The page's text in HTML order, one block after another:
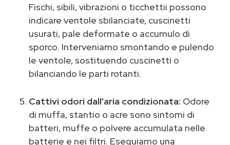
Fischi, sibili, vibrazioni o ticchettii possono
indicare ventole sbilanciate, cuscinetti
usurati, pale deformate o accumulo di
sporco. Interveniamo smontando e pulendo
le ventole, sostituendo cuscinetti o
bilanciando le parti rotanti.
Cattivi odori dall'aria condizionata: Odore
di muffa, stantio o acre sono sintomi di
batteri, muffe o polvere accumulata nelle
batterie e nei filtri. Eseguiamo una